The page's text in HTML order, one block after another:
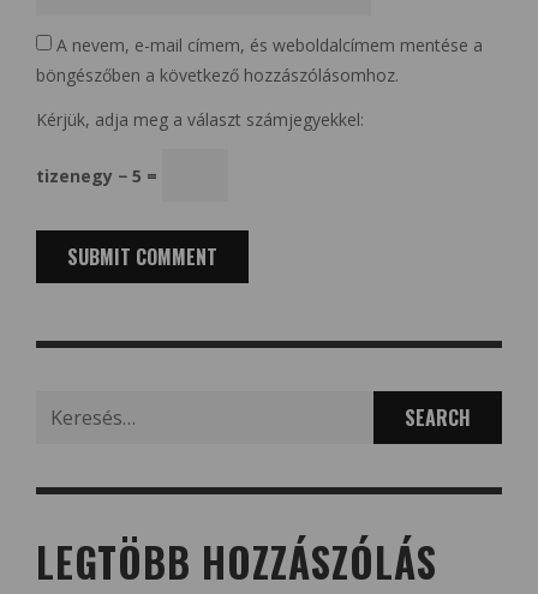
A nevem, e-mail címem, és weboldalcímem mentése a
böngészőben a következő hozzászólásomhoz.
Kérjük, adja meg a választ számjegyekkel:
tizenegy − 5 =
LEGTÖBB HOZZÁSZÓLÁS